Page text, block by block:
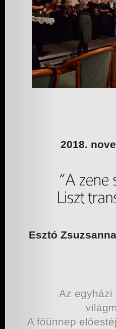
2018.
Esztó Zsuzsanna
Az egyházi
A főünnep